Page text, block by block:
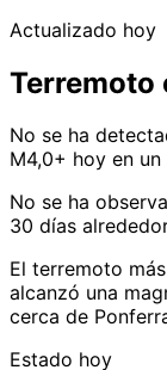
Actualizado hoy
Terremoto
No se ha
M4,0+ hoy en
No se ha
30 días
El terremoto
alcanzó una
cerca de
Estado hoy